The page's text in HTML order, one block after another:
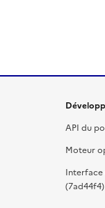
API du
Moteur
Interface
(7ad44f4)